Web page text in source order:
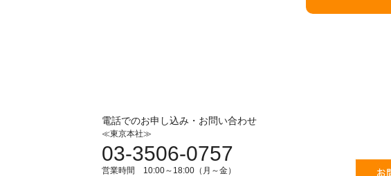
電話でのお申し込み・お問い合わせ
≪東京本社≫
03-3506-0757
営業時間 10:00～18:00（月～金）